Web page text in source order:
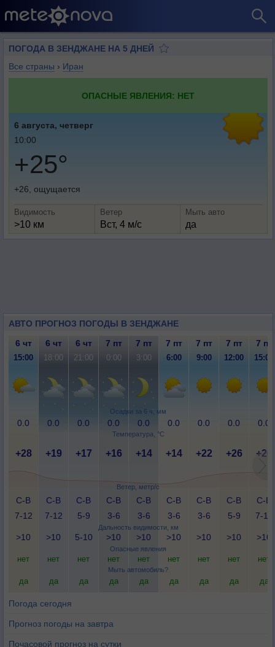
ПОГОДА В ЗЕНДЖАНЕ НА 5 ДНЕЙ
Все страны › Иран
ОПАСНЫЕ ЯВЛЕНИЯ: НЕТ
6 августа, четверг
10:00
+25°
+26, ощущается
Видимость
>10 км
Ветер
Вст, 4 м/с
Мыть авто
да
АВТО ПРОГНОЗ ПОГОДЫ В ЗЕНДЖАНЕ
Осадки за 6 ч, мм
Температура, °C
Ветер, метр/с
Дальность видимости, км
Опасные явления
Мыть автомобиль?
6 чт 6 чт 6 чт 7 пт 7 пт 7 пт 7 пт 7 пт 7 пт
15:00 18:00 21:00 0:00 3:00 6:00 9:00 12:00 15:00
0.0 0.0 0.0 0.0 0.0 0.0 0.0 0.0 0.0
+28 +19 +17 +16 +14 +14 +22 +26 +26
С-В
7-12
С-В
7-12
С-В
5-9
С-В
3-6
С-В
3-6
С-В
3-6
С-В
3-6
С-В
5-9
С-В
7-12
>10 >10 5-10 >10 >10 >10 >10 >10 >10
нет нет нет нет нет нет нет нет нет
да да да да да да да да да
Погода сегодня
Прогноз погоды на завтра
Почасовой прогноз на сутки